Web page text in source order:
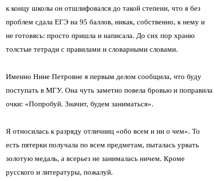
к концу школы он отшлифовался до такой степени, что я без
проблем сдала ЕГЭ на 95 баллов, никак, собственно, к нему и
не готовясь: просто пришла и написала. До сих пор храню
толстые тетради с правилами и словарными словами.
Именно Нине Петровне я первым делом сообщила, что буду
поступать в МГУ. Она чуть заметно повела бровью и поправила
очки: «Попробуй. Значит, будем заниматься».
Я относилась к разряду отличниц «обо всем и ни о чем». То
есть пятерки получала по всем предметам, пыталась урвать
золотую медаль, а всерьез не занималась ничем. Кроме
русского и литературы, пожалуй.